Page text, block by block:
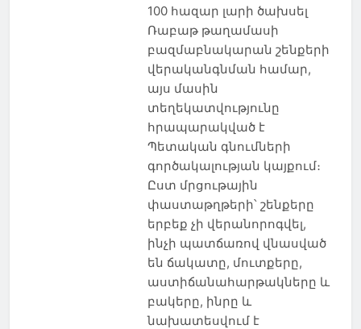
100 հազար լարի ծախսել
Ռաբաթ թաղամասի
բազմաբնակարան շենքերի
վերականգնման համար,
այս մասին
տեղեկատվությունը
հրապարակված է
Պետական ​​գնումների
գործակալության կայքում։
Ըստ մրցութային
փաստաթղթերի՝ շենքերը
երբեք չի վերանորոգվել,
ինչի պատճառով վնասված
են ճակատը, մուտքերը,
աստիճանահարթակները և
բակերը, ինրը և
նախատեսվում է